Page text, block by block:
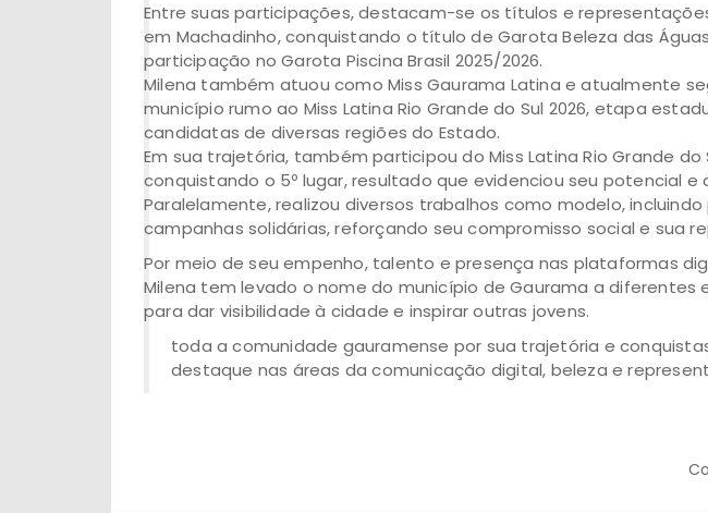
Entre suas participações, destacam-se os títulos e
em Machadinho, conquistando o título de Garota Beleza das
participação no Garota Piscina Brasil 2025/2026.
Milena também atuou como Miss Gaurama Latina e atualmente
município rumo ao Miss Latina Rio Grande do Sul 2026, etapa
candidatas de diversas regiões do Estado.
Em sua trajetória, também participou do Miss Latina Rio Grande do
conquistando o 5º lugar, resultado que evidenciou seu potencial e
Paralelamente, realizou diversos trabalhos como modelo,
campanhas solidárias, reforçando seu compromisso social e sua
Por meio de seu empenho, talento e presença nas plataformas
Milena tem levado o nome do município de Gaurama a diferentes
para dar visibilidade à cidade e inspirar outras jovens.
toda a comunidade gauramense por sua trajetória e
destaque nas áreas da comunicação digital, beleza e